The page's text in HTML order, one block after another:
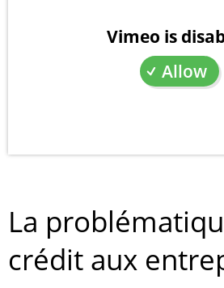
Vimeo is
Allow
La
crédit aux